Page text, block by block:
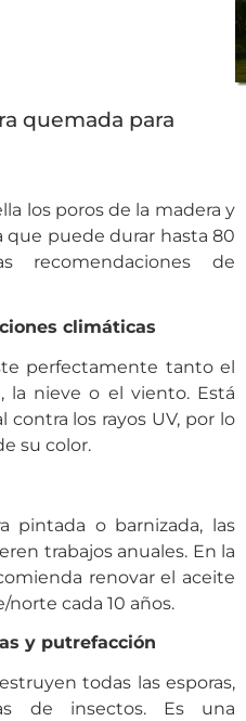
quemada para
los poros de la madera y
puede durar hasta 80
de
climáticas
perfectamente tanto el
la nieve o el viento. Está
los rayos UV, por lo
su color.
pintada o barnizada, las
trabajos anuales. En la
renovar el aceite
norte cada 10 años.
y putrefacción
todas las esporas,
de insectos. Es una